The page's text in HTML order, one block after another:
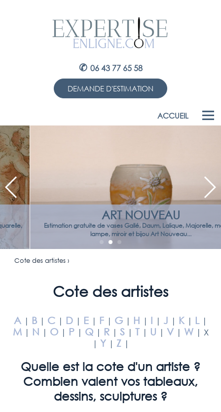
✆ 06 43 77 65 58
DEMANDE D'ESTIMATION
ACCUEIL
ART NOUVEAU
Estimation gratuite de vases Gallé, Daum, Lalique, Majorelle, meuble,
lampe, miroir et bijou Art Nouveau...
Cote des artistes ›
Cote des artistes
A | B | C | D | E | F | G | H | I | J | K | L|
M| N | O| P| Q| R| S| T| U | V| W| X
| Y| Z |
Quelle est la cote d'un artiste ?
Combien valent vos tableaux,
dessins, sculptures ?